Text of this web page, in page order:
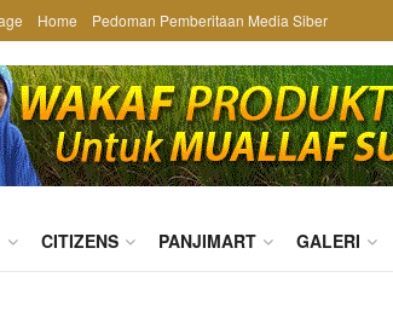
Home Pedoman Pemberitaan Media Siber
CITIZENS PANJIMART GALERI